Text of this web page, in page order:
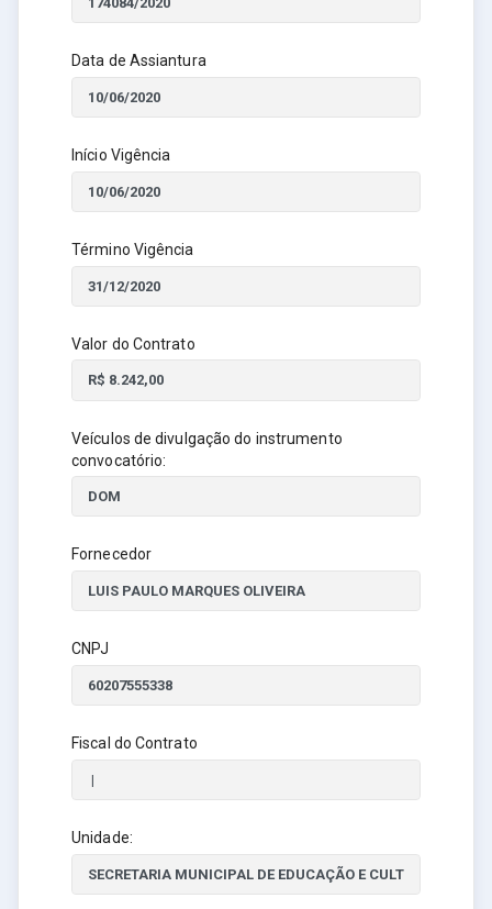
Data de Assiantura
Início Vigência
Término Vigência
Valor do Contrato
Veículos de divulgação do instrumento
convocatório:
Fornecedor
CNPJ
Fiscal do Contrato
Unidade: